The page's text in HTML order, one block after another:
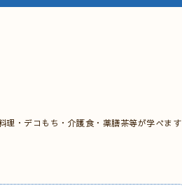
・デコもち・介護食・薬膳茶等が学べます